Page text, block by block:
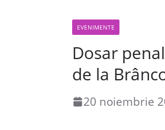
EVENIMENTE
Dosar
de la
20 noiembrie